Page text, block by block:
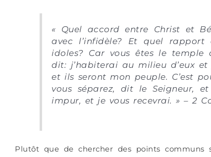
« Quel accord entre Christ et
avec l’infidèle? Et quel
idoles? Car vous êtes le temple
dit: j’habiterai au milieu d’eux
et ils seront mon peuple. C’est
vous séparez, dit le Seigneur,
impur, et je vous recevrai. » – 2
Plutôt que de chercher des points communs